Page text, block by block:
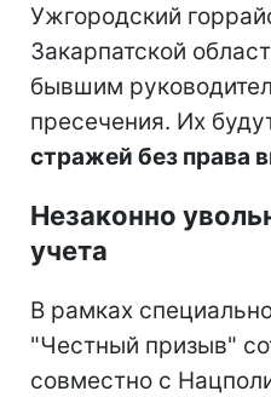
Ужгородский
Закарпатской
бывшим
пресечения. Их
стражей без права
Незаконно
учета
В рамках
"Честный призыв"
совместно с